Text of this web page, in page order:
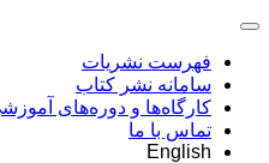
فهرست نشریات
سامانه نشر کتاب
کارگاه‌ها و دوره‌های
تماس با ما
English